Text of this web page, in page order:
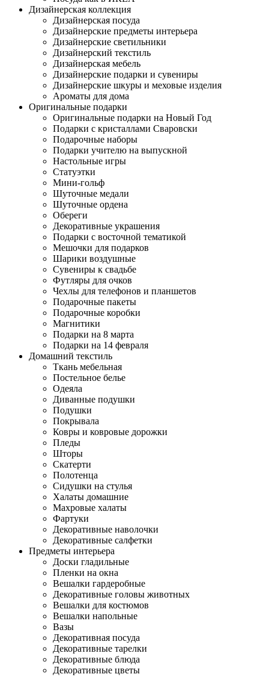
Дизайнерская коллекция
Дизайнерская посуда
Дизайнерские предметы интерьера
Дизайнерские светильники
Дизайнерский текстиль
Дизайнерская мебель
Дизайнерские подарки и сувениры
Дизайнерские шкуры и меховые изделия
Ароматы для дома
Оригинальные подарки
Оригинальные подарки на Новый Год
Подарки с кристаллами Сваровски
Подарочные наборы
Подарки учителю на выпускной
Настольные игры
Статуэтки
Мини-гольф
Шуточные медали
Шуточные ордена
Обереги
Декоративные украшения
Подарки с восточной тематикой
Мешочки для подарков
Шарики воздушные
Сувениры к свадьбе
Футляры для очков
Чехлы для телефонов и планшетов
Подарочные пакеты
Подарочные коробки
Магнитики
Подарки на 8 марта
Подарки на 14 февраля
Домашний текстиль
Ткань мебельная
Постельное белье
Одеяла
Диванные подушки
Подушки
Покрывала
Ковры и ковровые дорожки
Пледы
Шторы
Скатерти
Полотенца
Сидушки на стулья
Халаты домашние
Махровые халаты
Фартуки
Декоративные наволочки
Декоративные салфетки
Предметы интерьера
Доски гладильные
Пленки на окна
Вешалки гардеробные
Декоративные головы животных
Вешалки для костюмов
Вешалки напольные
Вазы
Декоративная посуда
Декоративные тарелки
Декоративные блюда
Декоративные цветы